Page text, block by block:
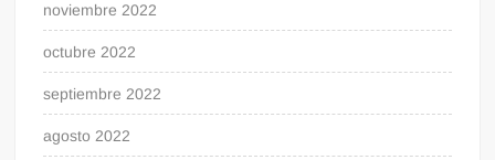
noviembre 2022
octubre 2022
septiembre 2022
agosto 2022